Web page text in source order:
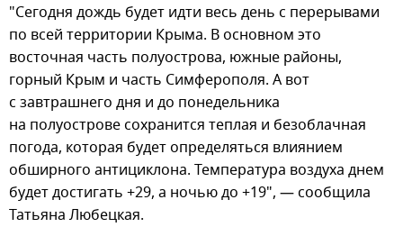
"Сегодня дождь будет идти весь день с перерывами
по всей территории Крыма. В основном это
восточная часть полуострова, южные районы,
горный Крым и часть Симферополя. А вот
с завтрашнего дня и до понедельника
на полуострове сохранится теплая и безоблачная
погода, которая будет определяться влиянием
обширного антициклона. Температура воздуха днем
будет достигать +29, а ночью до +19", — сообщила
Татьяна Любецкая.